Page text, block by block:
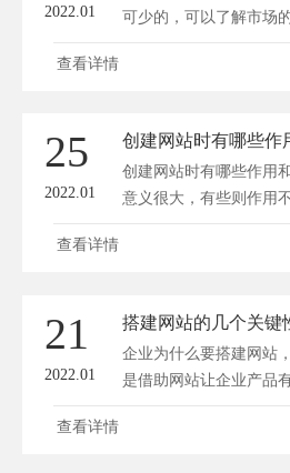
2022.01
可少的，可以了解市场
站...
查看详情
25
2022.01
创建网站时有哪些作
创建网站时有哪些作用
意义很大，有些则作用
呢?...
查看详情
21
2022.01
搭建网站的几个关键
企业为什么要搭建网站
是借助网站让企业产品
么...
查看详情